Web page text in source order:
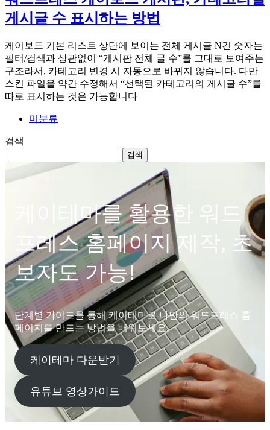
게시글 수 표시하는 방법
케이보드 기본 리스트 상단에 보이는 전체 게시글 N건 숫자는
필터/검색과 상관없이 “게시판 전체 글 수”를 그대로 보여주는
구조라서, 카테고리 변경 시 자동으로 바뀌지 않습니다. 다만
스킨 파일을 약간 수정해서 “선택된 카테고리의 게시글 수”를
따로 표시하는 것은 가능합니다
미분류
검색
검색
케이테마를 활용한 워드
프레스 홈페이지 제작, 초
보자도 가능!
단계별 가이드를 통해 케이테마로 나만의 워드프레스 홈
페이지를 만드는 방법을 배워보세요.
케이테마 다운받기
유튜브 영상가이드